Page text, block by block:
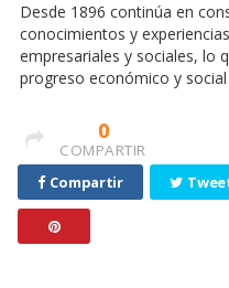
Desde 1896 continúa en
conocimientos y
empresariales y sociales, lo
progreso económico y
0
COMPARTIR
Compartir